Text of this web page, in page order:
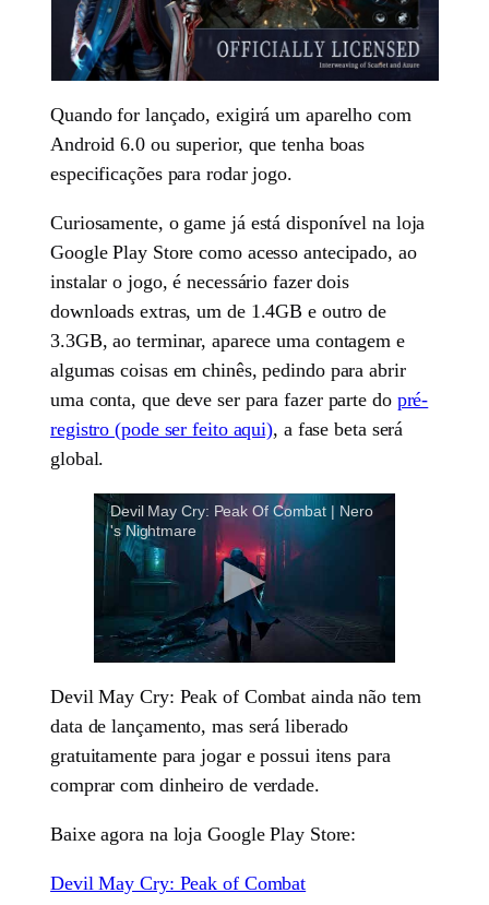
Quando for lançado, exigirá um aparelho com
Android 6.0 ou superior, que tenha boas
especificações para rodar jogo.
Curiosamente, o game já está disponível na loja
Google Play Store como acesso antecipado, ao
instalar o jogo, é necessário fazer dois
downloads extras, um de 1.4GB e outro de
3.3GB, ao terminar, aparece uma contagem e
algumas coisas em chinês, pedindo para abrir
uma conta, que deve ser para fazer parte do pré-
registro (pode ser feito aqui), a fase beta será
global.
Devil May Cry: Peak Of Combat | Nero
's Nightmare
Devil May Cry: Peak of Combat ainda não tem
data de lançamento, mas será liberado
gratuitamente para jogar e possui itens para
comprar com dinheiro de verdade.
Baixe agora na loja Google Play Store:
Devil May Cry: Peak of Combat